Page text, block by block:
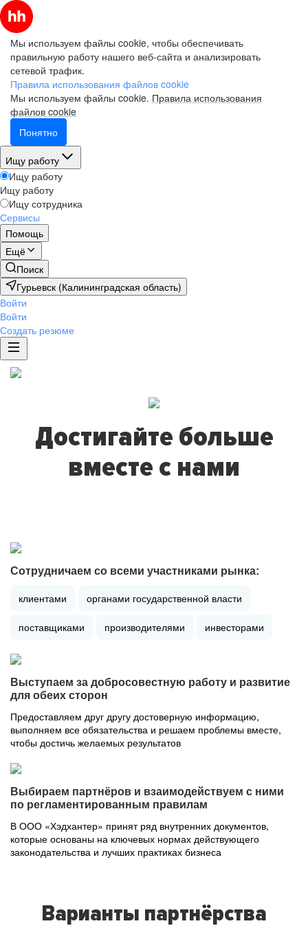
Мы используем файлы cookie, чтобы обеспечивать
правильную работу нашего веб-сайта и анализировать
сетевой трафик.
Правила использования файлов cookie
Мы используем файлы cookie. Правила использования
файлов cookie
Понятно
Ищу работу
Ищу работу
Ищу работу
Ищу сотрудника
Сервисы
Помощь
Ещё
Поиск
Гурьевск (Калининградская область)
Войти
Войти
Создать резюме
Достигайте больше
вместе с нами
Сотрудничаем со всеми участниками рынка:
клиентами органами государственной власти
поставщиками производителями инвесторами
Выступаем за добросовестную работу и развитие
для обеих сторон
Предоставляем друг другу достоверную информацию,
выполняем все обязательства и решаем проблемы вместе,
чтобы достичь желаемых результатов
Выбираем партнёров и взаимодействуем с ними
по регламентированным правилам
В ООО «Хэдхантер» принят ряд внутренних документов,
которые основаны на ключевых нормах действующего
законодательства и лучших практиках бизнеса
Варианты партнёрства